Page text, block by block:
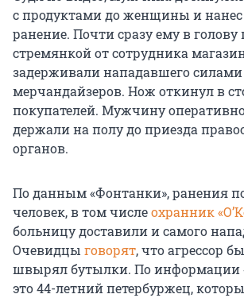
с продуктами до женщины и нанес
ранение. Почти сразу ему в голову
стремянкой от сотрудника
задерживали нападавшего силами
мерчандайзеров. Нож откинул в
покупателей. Мужчину
держали на полу до приезда
органов.
По данным «Фонтанки», ранения
человек, в том числеохранник
больницу доставили и самого
Очевидцы говорят, что агрессор
швырял бутылки. По информации
это 44-летний петербуржец,